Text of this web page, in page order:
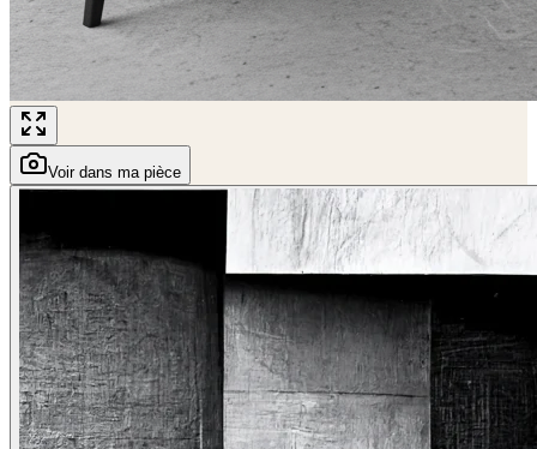
Voir dans ma pièce